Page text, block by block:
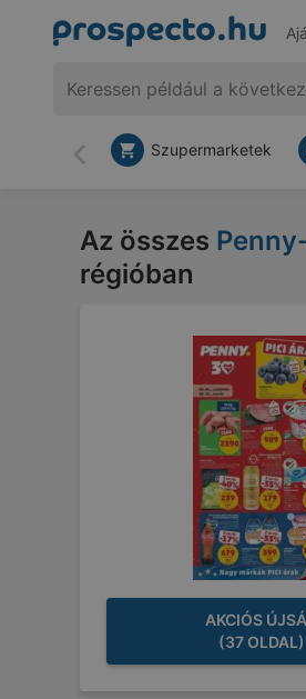
Vissza
Szupermarketek
Az összes
régióban
AKCIÓS
(37 OLDAL)